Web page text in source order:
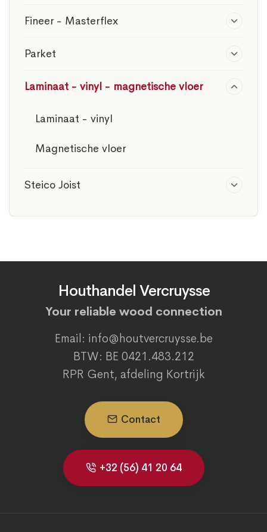
Fineer - Masterflex
Parket
Laminaat - vinyl - magnetische vloer
Laminaat - vinyl
Magnetische vloer
Steico Joist
Houthandel Vercruysse
Your reliable wood connection
Email: info@houtvercruysse.be
BTW: BE 0421.483.212
RPR Gent, afdeling Kortrijk
Contact
+32 (56) 41 20 64